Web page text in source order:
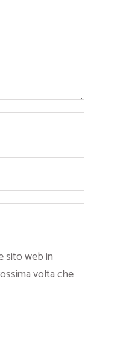
sito web in
volta che